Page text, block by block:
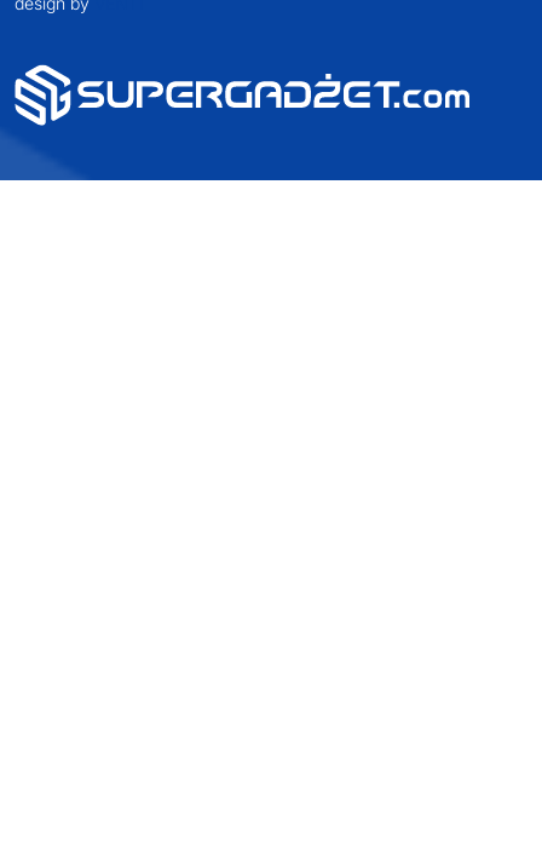
2025 SUPERGADŻET.com © Wszelkie prawa zastrzeżone /
design byVENTI